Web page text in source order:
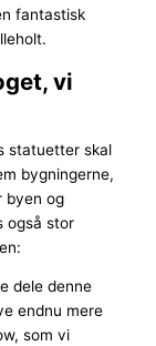
fantastisk
vi
statuetter skal
bygningerne,
byen og
også stor
dele denne
endnu mere
som vi